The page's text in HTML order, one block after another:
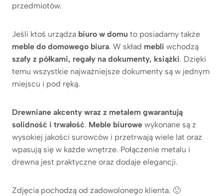
przedmiotów.
Jeśli ktoś urządza biuro w domu to posiadamy także
meble do domowego biura. W skład mebli wchodzą
szafy z półkami, regały na dokumenty, książki. Dzięki
temu wszystkie najważniejsze dokumenty są w jednym
miejscu i pod ręką.
Drewniane akcenty wraz z metalem gwarantują
solidność i trwałość. Meble biurowe wykonane są z
wysokiej jakości surowców i przetrwają wiele lat oraz
wpasują się w każde wnętrze. Połączenie metalu i
drewna jest praktyczne oraz dodaje elegancji.
Zdjęcia pochodzą od zadowolonego klienta. 🙂